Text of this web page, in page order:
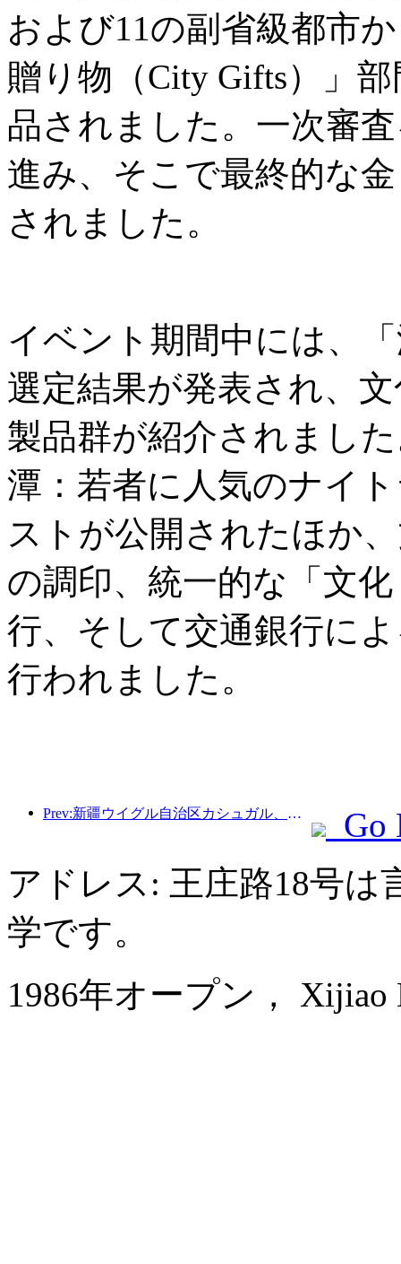
および11の副省級都市
贈り物（City Gifts）」
品されました。一次審
進み、そこで最終的な
されました。
イベント期間中には、
選定結果が発表され、
製品群が紹介されまし
潭：若者に人気のナイ
ストが公開されたほか
の調印、統一的な「文
行、そして交通銀行に
行われました。
Prev:新疆ウイグル自治区カシュガル、民族間交流の促進に向けた観光振興イベントを開催
Go
アドレス: 王庄路18号は
学です。
1986年オープン， Xijiao